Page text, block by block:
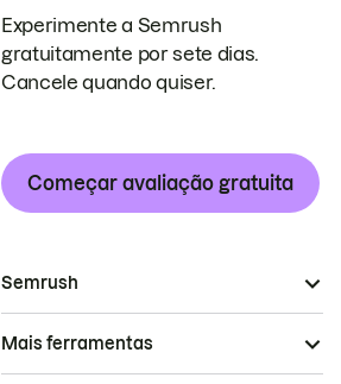
Experimente a Semrush
gratuitamente por sete dias.
Cancele quando quiser.
Começar avaliação gratuita
Semrush
Mais ferramentas